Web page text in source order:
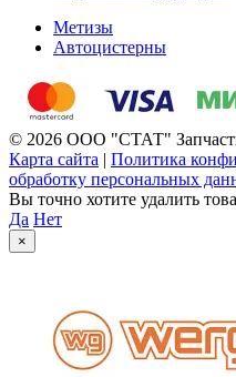
Метизы
Автоцистерны
© 2026 ООО "СТАТ"
Карта сайта | Политика
обработку персональных
Вы точно хотите удалить
Да Нет
×